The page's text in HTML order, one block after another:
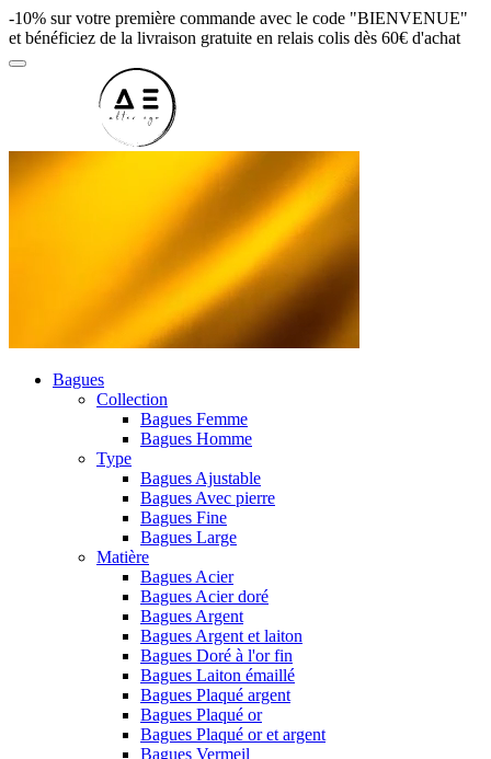
-10% sur votre première commande avec le code "BIENVENUE"
et bénéficiez de la livraison gratuite en relais colis dès 60€ d'achat
Bagues
Collection
Bagues Femme
Bagues Homme
Type
Bagues Ajustable
Bagues Avec pierre
Bagues Fine
Bagues Large
Matière
Bagues Acier
Bagues Acier doré
Bagues Argent
Bagues Argent et laiton
Bagues Doré à l'or fin
Bagues Laiton émaillé
Bagues Plaqué argent
Bagues Plaqué or
Bagues Plaqué or et argent
Bagues Vermeil